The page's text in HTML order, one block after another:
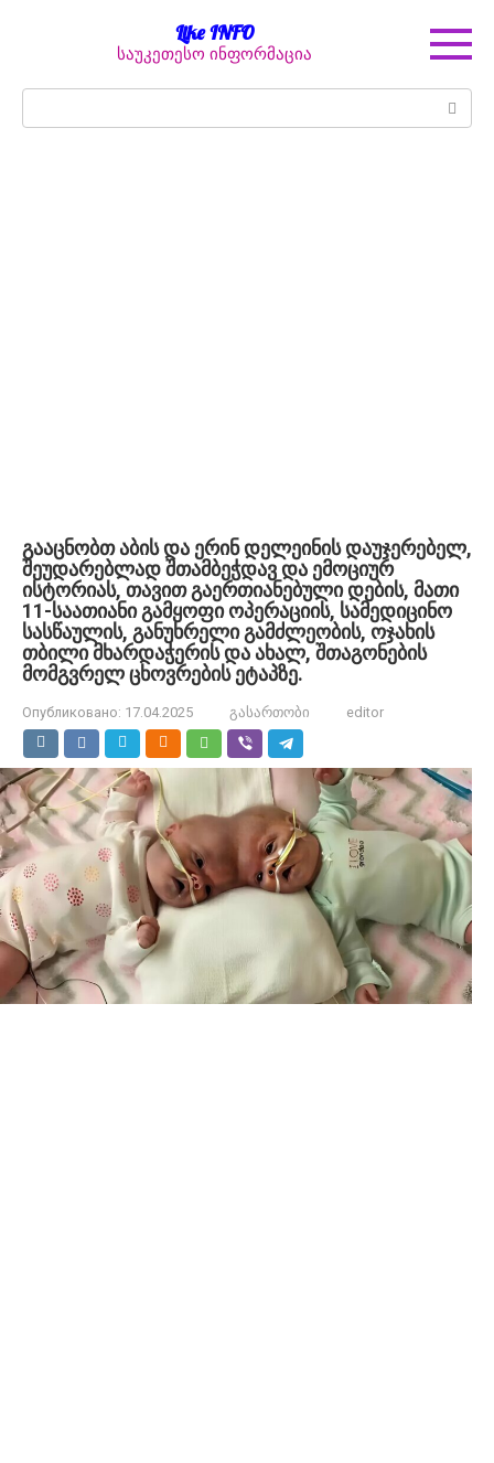
Like INFO
საუკეთესო ინფორმაცია
გააცნობთ აბის და ერინ დელეინის დაუჯერებელ,
შეუდარებლად შთამბეჭდავ და ემოციურ
ისტორიას, თავით გაერთიანებული დების, მათი
11-საათიანი გამყოფი ოპერაციის, სამედიცინო
სასწაულის, განუხრელი გამძლეობის, ოჯახის
თბილი მხარდაჭერის და ახალ, შთაგონების
მომგვრელ ცხოვრების ეტაპზე.
Опубликовано: 17.04.2025 გასართობი editor